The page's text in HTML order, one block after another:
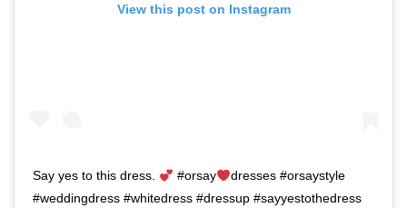
View this post on Instagram
Say yes to this dress. #orsay
dresses #orsaystyle
#weddingdress #whitedress #dressup #sayyestothedress